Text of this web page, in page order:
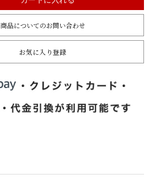
お気に入り登録
商品についてのお問い合わせ